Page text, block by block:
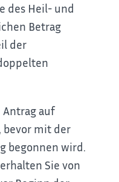
des Heil- und
Betrag
der
Antrag auf
bevor mit der
begonnen wird.
Sie von